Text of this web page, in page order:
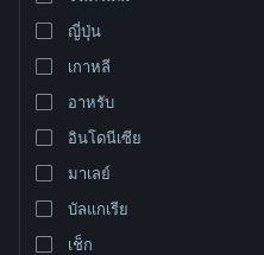
เปลี่ยนภาษา
รับแอป Steam แบบพกพา
ชมเว็บไซต์สำหรับเดสก์ท็อป
ญี่ปุ่น
เกาหลี
อาหรับ
อินโดนีเซีย
มาเลย์
บัลแกเรีย
เช็ก
0 ผลลัพธ์ตรงกับที่คุณค้นหา 1 ผลิตภัณฑ์
แต่งของคุณ